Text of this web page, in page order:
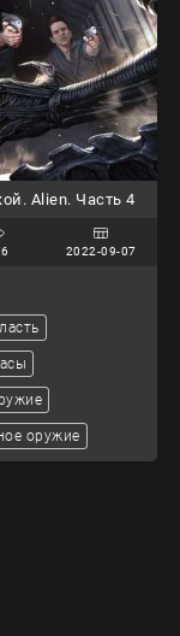
Alien. Часть 4
2022-09-07
оружие